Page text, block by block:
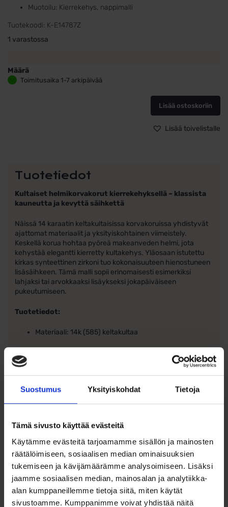
Suostumus Yksityiskohdat Tietoja
Tämä sivusto käyttää evästeitä
Käytämme evästeitä tarjoamamme sisällön ja mainosten
räätälöimiseen, sosiaalisen median ominaisuuksien
tukemiseen ja kävijämäärämme analysoimiseen. Lisäksi
jaamme sosiaalisen median, mainosalan ja analytiikka-
alan kumppaneillemme tietoja siitä, miten käytät
sivustoamme. Kumppanimme voivat yhdistää näitä
Muotoilu: Kierrekehys, nappimalli
Tuotekoodi: K-E14787Z
1 varastossa
Määrä
KultaisetToimitusaika 1-7 arkipäivää
Lisää ostoskoriin
Lisää toivelistalle
Tuotetiedot
Kultaiset helmikorvakorut kierrekehyksellä – klassista
kauneutta ja kevyttä säihkettä
Näissä 14 karaatin keltakultaisissa korvakoruissa yhdistyvät
ajattomat materiaalit ja yksityiskohtainen viimeistely.
Keskellä korua hohtaa pyöreä makeanveden helmi, jota
kehystää elegantti kierretty kultakehys. Yläosaan istutettu
kirkas synteettinen zirkoni tuo kokonaisuuteen hienostuneen
lisäsäihkeen. Tämä malli sopii erinomaisesti esimerkiksi
lahjaksi tai arvokkaaksi lisäykseksi jokapäiväiseen
pukeutumiseen.
Tuotetiedot:
Materiaali: 14k (585) keltakultaa
Mitat: Korkeus 7,5 mm, leveys 6 mm
Ohjeita sormuksen tai korun
koon valintaan